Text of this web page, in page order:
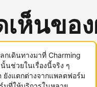
ห็นขอ
กเดินทางมาที่ Charming
นช่วยในเรื่องนี้จริง ๆ
ยังแตกต่างจากแพลตฟอร์ม